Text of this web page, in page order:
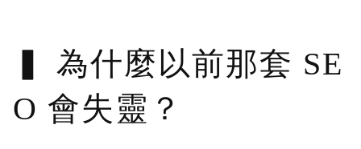
為什麼以前那套 SE
O 會失靈？